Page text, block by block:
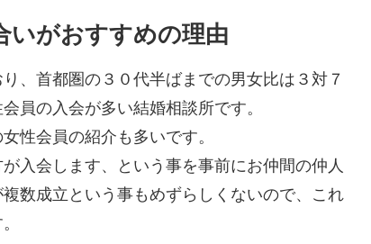
いがおすすめの理由
、首都圏の３０代半ばまでの男女比は３対７
員の入会が多い結婚相談所です。
性会員の紹介も多いです。
入会します、という事を事前にお仲間の仲人
数成立という事もめずらしくないので、これ